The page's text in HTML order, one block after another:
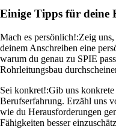
Einige Tipps für deine
Mach es persönlich!:Zeig
deinem Anschreiben eine
warum du genau zu SPIE
Rohrleitungsbau
Sei konkret!:Gib uns konkrete
Berufserfahrung. Erzähl uns
wie du Herausforderungen
Fähigkeiten besser